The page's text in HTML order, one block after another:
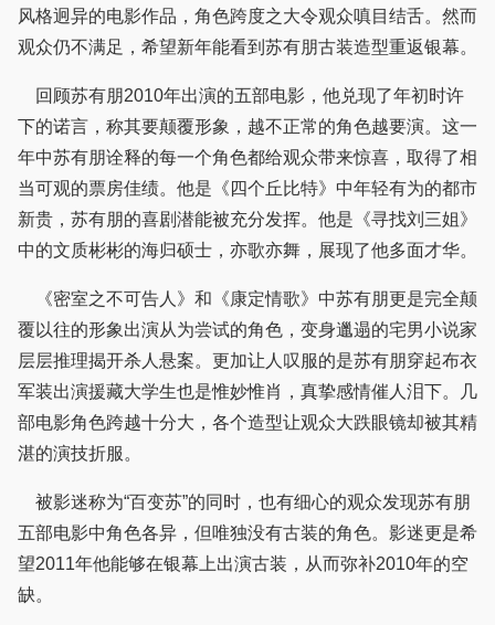
风格迥异的电影作品，角色跨度之大令观众嗔目结舌。然而
观众仍不满足，希望新年能看到苏有朋古装造型重返银幕。
回顾苏有朋2010年出演的五部电影，他兑现了年初时许
下的诺言，称其要颠覆形象，越不正常的角色越要演。这一
年中苏有朋诠释的每一个角色都给观众带来惊喜，取得了相
当可观的票房佳绩。他是《四个丘比特》中年轻有为的都市
新贵，苏有朋的喜剧潜能被充分发挥。他是《寻找刘三姐》
中的文质彬彬的海归硕士，亦歌亦舞，展现了他多面才华。
《密室之不可告人》和《康定情歌》中苏有朋更是完全颠
覆以往的形象出演从为尝试的角色，变身邋遢的宅男小说家
层层推理揭开杀人悬案。更加让人叹服的是苏有朋穿起布衣
军装出演援藏大学生也是惟妙惟肖，真挚感情催人泪下。几
部电影角色跨越十分大，各个造型让观众大跌眼镜却被其精
湛的演技折服。
被影迷称为“百变苏”的同时，也有细心的观众发现苏有朋
五部电影中角色各异，但唯独没有古装的角色。影迷更是希
望2011年他能够在银幕上出演古装，从而弥补2010年的空
缺。